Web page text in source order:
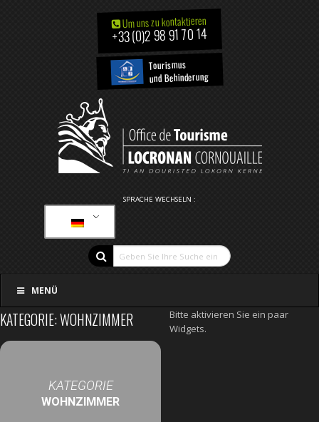
Um uns zu kontaktieren
+33 (0)2 98 91 70 14
Tourismus
und Behinderung
SPRACHE WECHSELN :
MENÜ
KATEGORIE: WOHNZIMMER
KATEGORIE
WOHNZIMMER
Bitte aktivieren Sie ein paar
Widgets.